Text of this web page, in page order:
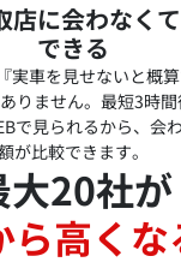
店に会わなく
できる
実車を見せないと概
りません。最短3時
で見られるから、会
が比較できます。
大20社が
ら高くな